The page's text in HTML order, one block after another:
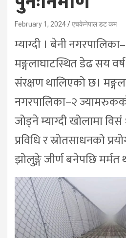
February 1, 2024 एचकेनेपाल डट कम
म्याग्दी । बेनी
मङ्गलाघाटस्थित डेढ सय
संरक्षण थालिएको छ।
नगरपालिका–२
जोड्ने म्याग्दी खोलामा
प्रविधि र स्रोतसाधनको
झोलुङ्गे जीर्ण बनेपछि मर्मत